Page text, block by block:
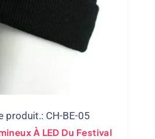
produit.: CH-BE-05
À LED Du Festival